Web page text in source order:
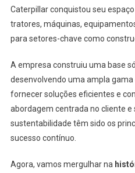
Caterpillar conquistou seu
tratores, máquinas,
para setores-chave como
A empresa construiu uma base
desenvolvendo uma ampla
fornecer soluções eficientes e
abordagem centrada no cliente e
sustentabilidade têm sido os
sucesso contínuo.
Agora, vamos mergulhar na